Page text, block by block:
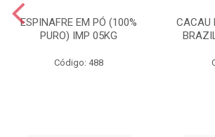
ESPINAFRE EM PÓ (100%
PURO) IMP 05KG
Código: 488
CACAU